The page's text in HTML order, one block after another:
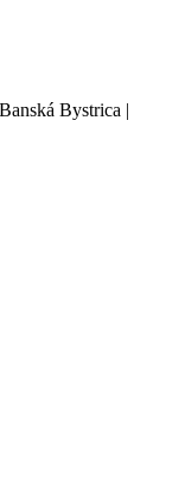
Bystrica |